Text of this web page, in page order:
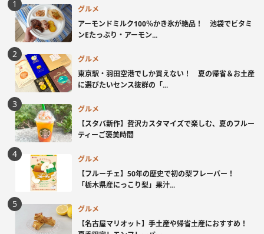
グルメ
アーモンドミルク100％かき氷が絶品！ 池袋でビタミ
ンEたっぷり・アーモン...
グルメ
東京駅・羽田空港でしか買えない！ 夏の帰省＆お土産
に選びたいセンス抜群の「...
グルメ
【スタバ新作】贅沢カスタマイズで楽しむ、夏のフルー
ティーご褒美時間
グルメ
【フルーチェ】50年の歴史で初の梨フレーバー！
「栃木県産にっこり梨」果汁...
グルメ
【名古屋マリオット】手土産や帰省土産におすすめ！